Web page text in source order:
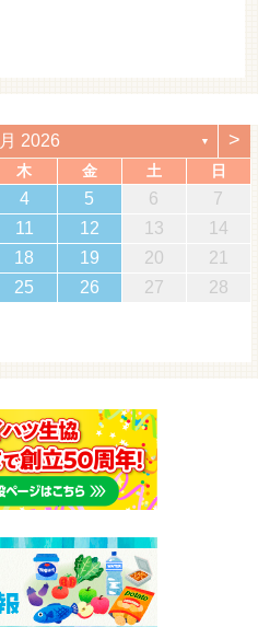
2026 ▼ >
木 金 土 日
4 5 6
7
11 12 13
14
18 19 20
21
25 26 27
28